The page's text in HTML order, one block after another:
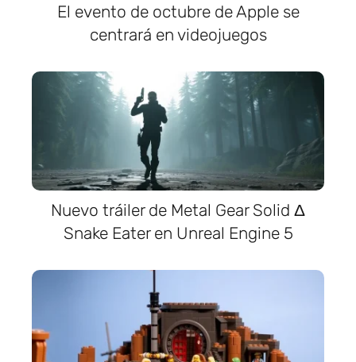
El evento de octubre de Apple se
centrará en videojuegos
Nuevo tráiler de Metal Gear Solid Δ
Snake Eater en Unreal Engine 5